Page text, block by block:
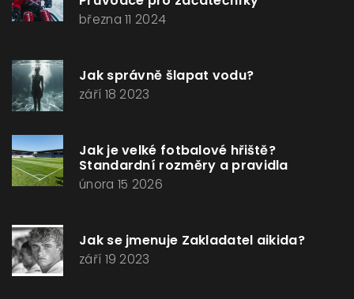
března 11 2024
Jak správně šlapat vodu?
září 18 2023
Jak je velké fotbalové hřiště?
Standardní rozměry a pravidla
února 15 2026
Jak se jmenuje Zakladatel aikida?
září 19 2023